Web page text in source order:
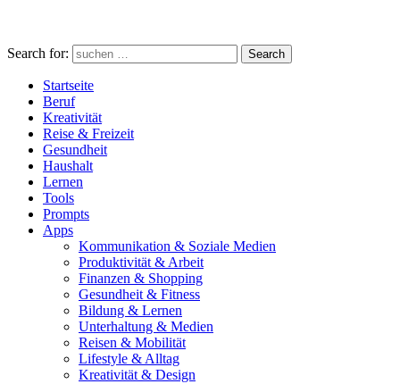
Search for: Search
Startseite
Beruf
Kreativität
Reise & Freizeit
Gesundheit
Haushalt
Lernen
Tools
Prompts
Apps
Kommunikation & Soziale Medien
Produktivität & Arbeit
Finanzen & Shopping
Gesundheit & Fitness
Bildung & Lernen
Unterhaltung & Medien
Reisen & Mobilität
Lifestyle & Alltag
Kreativität & Design